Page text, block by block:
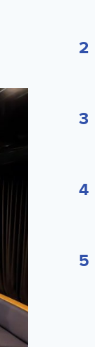
2
3
4
5